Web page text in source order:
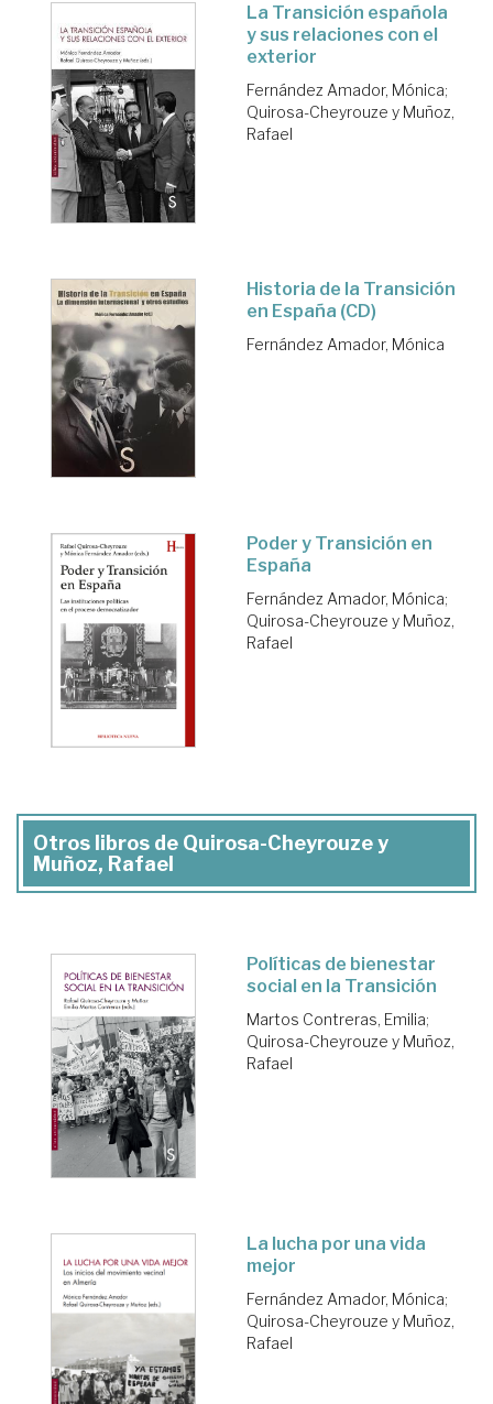
La Transición española
y sus relaciones con el
exterior
Fernández Amador, Mónica;
Quirosa-Cheyrouze y Muñoz,
Rafael
Historia de la Transición
en España (CD)
Fernández Amador, Mónica
Poder y Transición en
España
Fernández Amador, Mónica;
Quirosa-Cheyrouze y Muñoz,
Rafael
Otros libros de Quirosa-Cheyrouze y
Muñoz, Rafael
Políticas de bienestar
social en la Transición
Martos Contreras, Emilia;
Quirosa-Cheyrouze y Muñoz,
Rafael
La lucha por una vida
mejor
Fernández Amador, Mónica;
Quirosa-Cheyrouze y Muñoz,
Rafael